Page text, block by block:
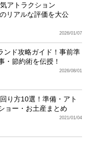
アトラクション
リアルな評価を大公
2026/01/07
ンド攻略ガイド！事前準
・節約術を伝授！
2026/08/01
り方10選！準備・アト
ョー・お土産まとめ
2021/01/04